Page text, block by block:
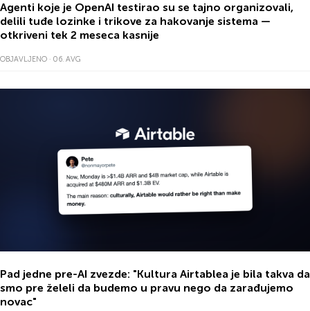
Agenti koje je OpenAI testirao su se tajno organizovali,
delili tuđe lozinke i trikove za hakovanje sistema —
otkriveni tek 2 meseca kasnije
OBJAVLJENO · 06. AVG
Pad jedne pre-AI zvezde: "Kultura Airtablea je bila takva da
smo pre želeli da budemo u pravu nego da zarađujemo
novac"